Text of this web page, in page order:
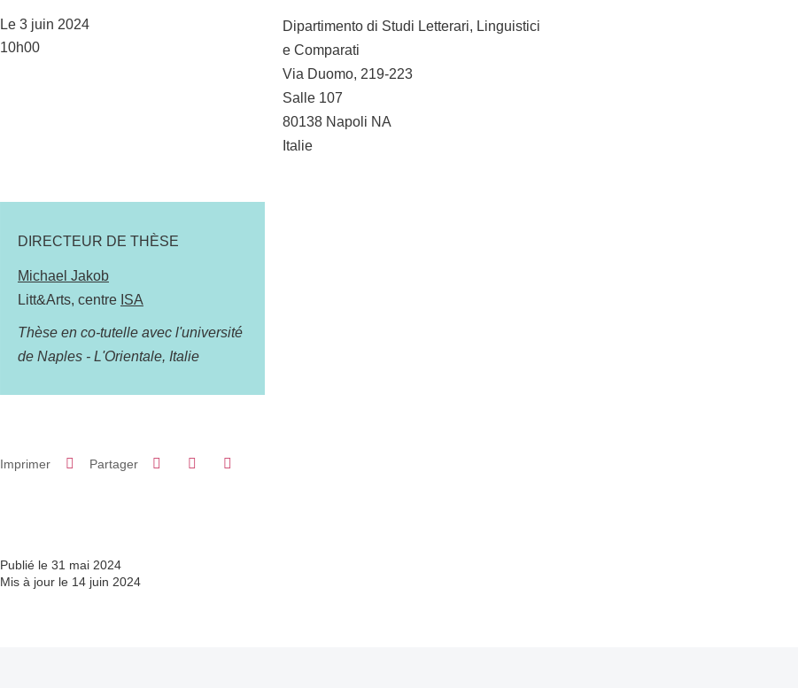
Le 3 juin 2024
Complément date
10h00
Complément lieu
Dipartimento di Studi Letterari, Linguistici
e Comparati
Via Duomo, 219-223
Salle 107
80138 Napoli NA
Italie
DIRECTEUR DE THÈSE
Michael Jakob
Litt&Arts, centre ISA
Thèse en co-tutelle avec l'université
de Naples - L'Orientale, Italie
Imprimer Partager Partager sur Facebook
Partager sur LinkedIn
Publié le 31 mai 2024
Mis à jour le 14 juin 2024